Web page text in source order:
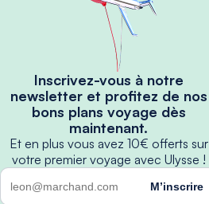
Inscrivez-vous à notre
newsletter et profitez de nos
bons plans voyage dès
maintenant.
Et en plus vous avez 10€ offerts sur
votre premier voyage avec Ulysse !
M’inscrire